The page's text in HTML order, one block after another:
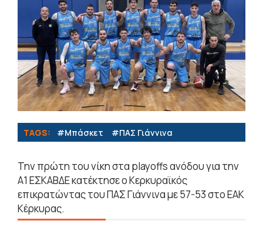
TAGS: #Μπάσκετ #ΠΑΣ Γιάννινα
Την πρώτη του νίκη στα playoffs ανόδου για την
Α1 ΕΣΚΑΒΔΕ κατέκτησε ο Κερκυραϊκός
επικρατώντας του ΠΑΣ Γιάννινα με 57-53 στο ΕΑΚ
Κέρκυρας.